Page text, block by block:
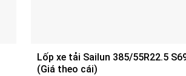
Lốp xe tải Sailun 385/55R22.5
(Giá theo cái)